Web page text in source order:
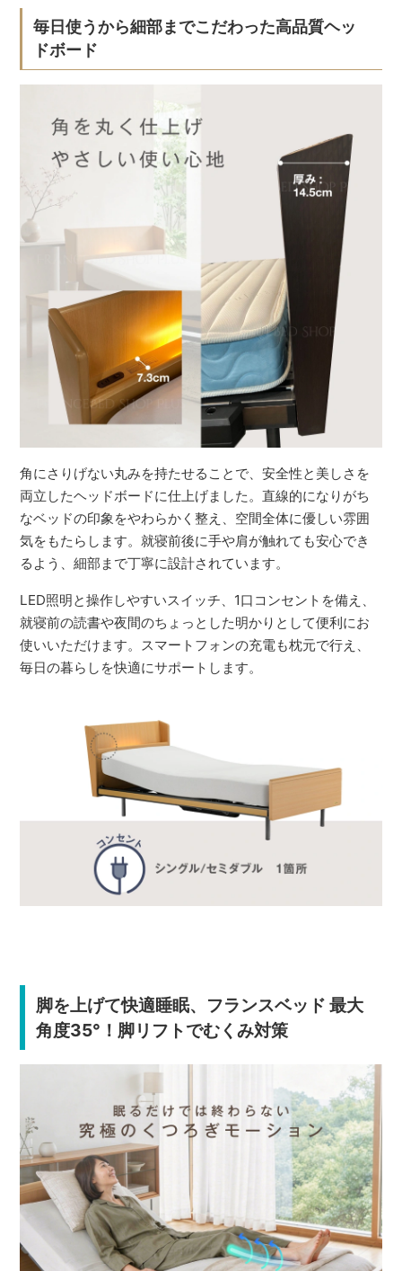
毎日使うから細部までこだわった高品質ヘッ
ドボード
角にさりげない丸みを持たせることで、安全性と美しさを
両立したヘッドボードに仕上げました。直線的になりがち
なベッドの印象をやわらかく整え、空間全体に優しい雰囲
気をもたらします。就寝前後に手や肩が触れても安心でき
るよう、細部まで丁寧に設計されています。
LED照明と操作しやすいスイッチ、1口コンセントを備え、
就寝前の読書や夜間のちょっとした明かりとして便利にお
使いいただけます。スマートフォンの充電も枕元で行え、
毎日の暮らしを快適にサポートします。
脚を上げて快適睡眠、フランスベッド 最大
角度35°！脚リフトでむくみ対策